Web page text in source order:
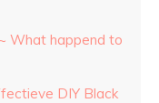
What happend to
DIY Black